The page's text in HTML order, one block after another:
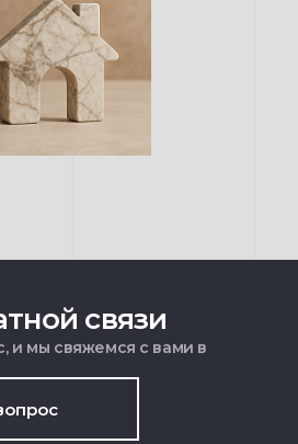
связи
и мы свяжемся с вами в